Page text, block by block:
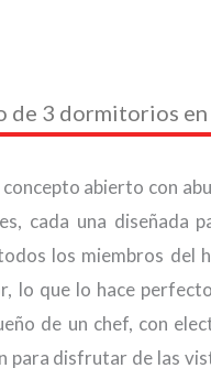
de 3 dormitorios
abierto con
cada una diseñada
los miembros del
lo que lo hace
de un chef, con
para disfrutar de las